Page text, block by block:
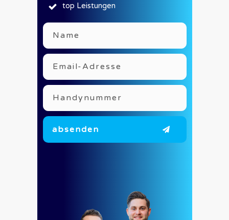
top Leistungen
absenden